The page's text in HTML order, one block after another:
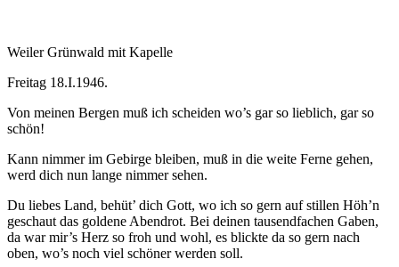
Weiler Grünwald mit Kapelle
Freitag 18.I.1946.
Von meinen Bergen muß ich scheiden wo’s gar so lieblich, gar so
schön!
Kann nimmer im Gebirge bleiben, muß in die weite Ferne gehen,
werd dich nun lange nimmer sehen.
Du liebes Land, behüt’ dich Gott, wo ich so gern auf stillen Höh’n
geschaut das goldene Abendrot. Bei deinen tausendfachen Gaben,
da war mir’s Herz so froh und wohl, es blickte da so gern nach
oben, wo’s noch viel schöner werden soll.